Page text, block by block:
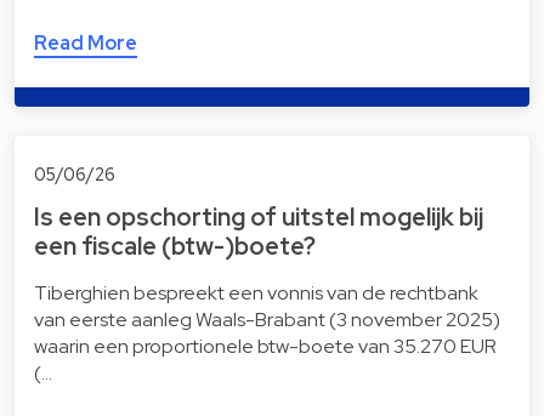
Read More
05/06/26
Is een opschorting of uitstel mogelijk bij
een fiscale (btw-)boete?
Tiberghien bespreekt een vonnis van de rechtbank
van eerste aanleg Waals-Brabant (3 november 2025)
waarin een proportionele btw-boete van 35.270 EUR
(…